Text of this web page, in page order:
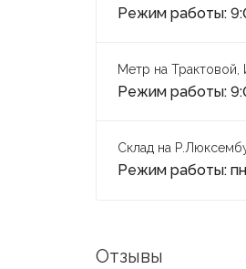
Режим работы:
Метр на Трактовой,
Режим работы:
Склад на
Режим работы:
Отзывы